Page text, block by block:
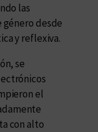
las
género desde
y reflexiva.
se
el
con alto